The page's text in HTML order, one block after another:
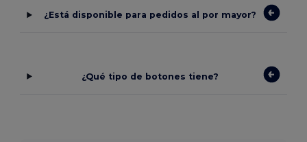
¿Está disponible para pedidos al por mayor?
¿Qué tipo de botones tiene?